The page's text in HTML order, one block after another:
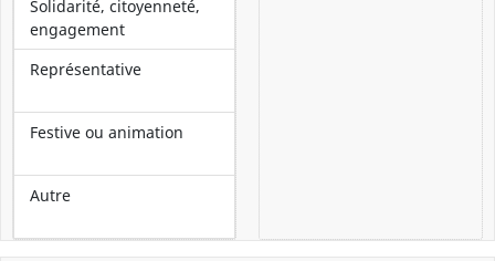
Solidarité, citoyenneté,
engagement
Représentative
Festive ou animation
Autre